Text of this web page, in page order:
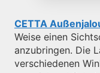
CETTA
Weise einen
anzubringen. Die
verschiedenen